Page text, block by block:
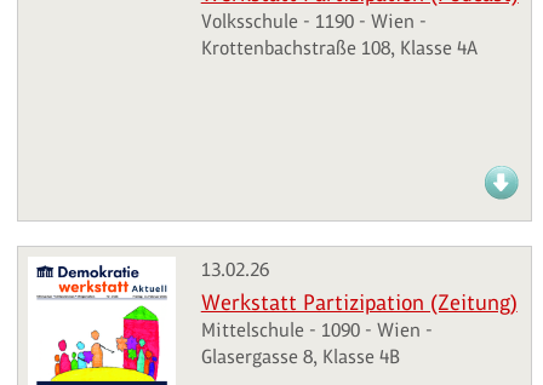
Volksschule - 1190 - Wien -
Krottenbachstraße 108, Klasse 4A
13.02.26
Werkstatt Partizipation (Zeitung)
Mittelschule - 1090 - Wien -
Glasergasse 8, Klasse 4B